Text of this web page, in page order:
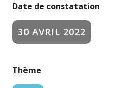
Date de constatation
30 AVRIL 2022
Thème